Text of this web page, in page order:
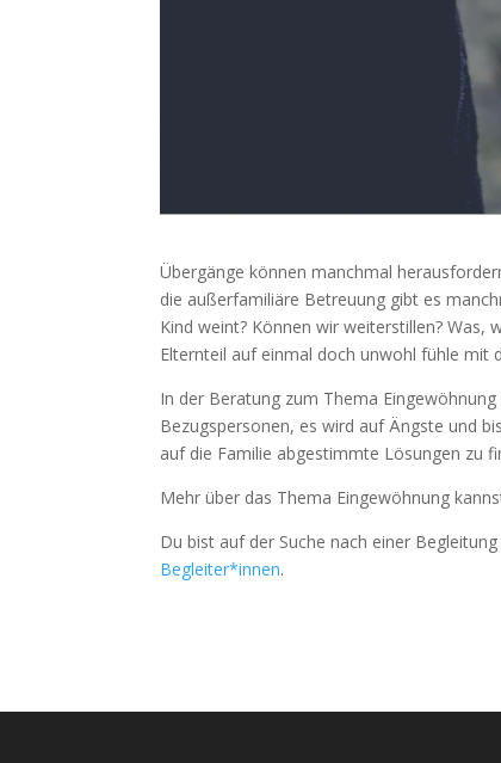
Übergänge können manchmal
die außerfamiliäre Betreuung gibt es
Kind weint? Können wir weiterstillen? Was,
Elternteil auf einmal doch unwohl fühle mit
In der Beratung zum Thema
Bezugspersonen, es wird auf Ängste und
auf die Familie abgestimmte Lösungen zu
Mehr über das Thema Eingewöhnung
Du bist auf der Suche nach einer
Begleiter*innen.